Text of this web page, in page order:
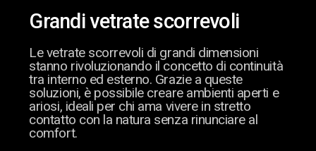
Grandi vetrate scorrevoli
Le vetrate scorrevoli di grandi dimensioni
stanno rivoluzionando il concetto di continuità
tra interno ed esterno. Grazie a queste
soluzioni, è possibile creare ambienti aperti e
ariosi, ideali per chi ama vivere in stretto
contatto con la natura senza rinunciare al
comfort.